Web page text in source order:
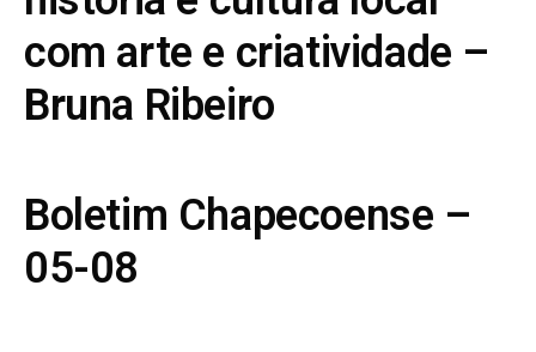
com arte e criatividade –
Bruna Ribeiro
Boletim Chapecoense –
05-08